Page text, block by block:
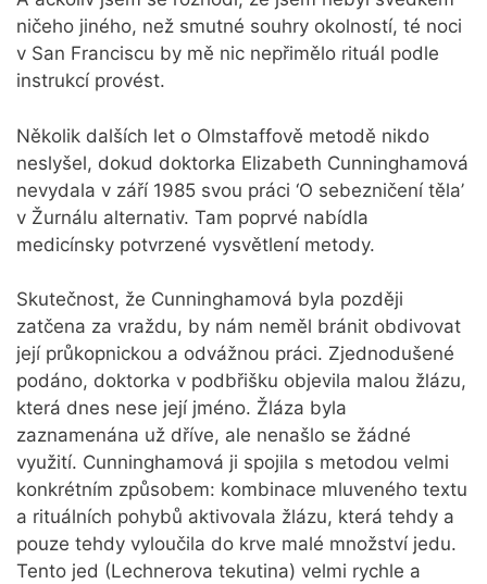
ničeho jiného, než smutné souhry okolností, té noci
v San Franciscu by mě nic nepřimělo rituál podle
instrukcí provést.
Několik dalších let o Olmstaffově metodě nikdo
neslyšel, dokud doktorka Elizabeth Cunninghamová
nevydala v září 1985 svou práci ‘O sebezničení těla’
v Žurnálu alternativ. Tam poprvé nabídla
medicínsky potvrzené vysvětlení metody.
Skutečnost, že Cunninghamová byla později
zatčena za vraždu, by nám neměl bránit obdivovat
její průkopnickou a odvážnou práci. Zjednodušené
podáno, doktorka v podbřišku objevila malou žlázu,
která dnes nese její jméno. Žláza byla
zaznamenána už dříve, ale nenašlo se žádné
využití. Cunninghamová ji spojila s metodou velmi
konkrétním způsobem: kombinace mluveného textu
a rituálních pohybů aktivovala žlázu, která tehdy a
pouze tehdy vyloučila do krve malé množství jedu.
Tento jed (Lechnerova tekutina) velmi rychle a